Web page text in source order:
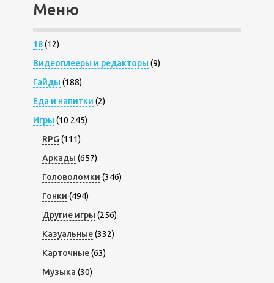
Меню
18(12)
Видеоплееры и редакторы (9)
Гайды (188)
Еда и напитки (2)
Игры (10 245)
RPG (111)
Аркады (657)
Головоломки (346)
Гонки (494)
Другие игры (256)
Казуальные(332)
Карточные(63)
Музыка (30)